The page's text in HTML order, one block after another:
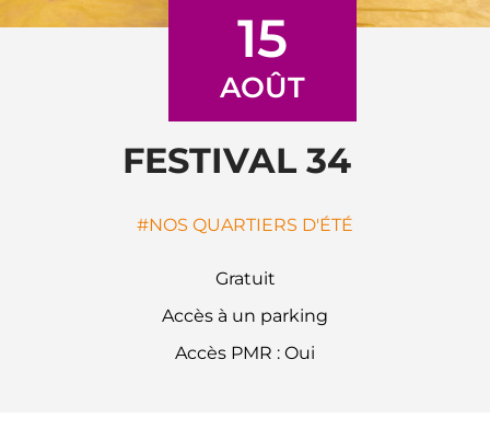
FESTIVAL 34
15
AOÛT
NOS QUARTIERS D'ÉTÉ
Gratuit
Accès à un parking
Accès PMR : Oui